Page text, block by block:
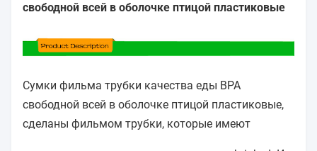
свободной всей в оболочке птицой пластиковые
Сумки фильма трубки качества еды BPA
свободной всей в оболочке птицой пластиковые,
сделаны фильмом трубки, которые имеют